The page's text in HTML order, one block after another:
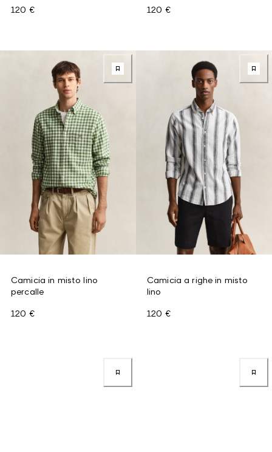
120 € 120 €
Camicia in misto lino
percalle
120 €
Camicia a righe in misto
lino
120 €